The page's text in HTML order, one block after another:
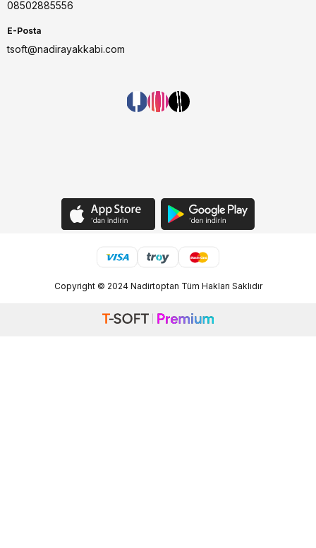
08502885556
E-Posta
tsoft@nadirayakkabi.com
Copyright © 2024 Nadirtoptan Tüm Hakları Saklıdır